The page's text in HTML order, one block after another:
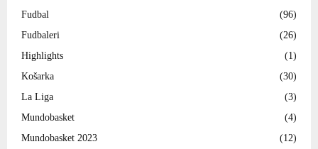
Fudbal
(96)
Fudbaleri
(26)
Highlights
(1)
Košarka
(30)
La Liga
(3)
Mundobasket
(4)
Mundobasket 2023
(12)